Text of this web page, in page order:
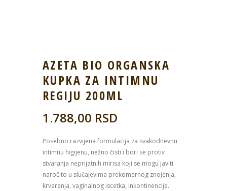
AZETA BIO ORGANSKA
KUPKA ZA INTIMNU
REGIJU 200ML
1.788,00 RSD
Posebno razvijena formulacija za svakodnevnu
intimnu higijenu, nežno čisti i bori se protiv
stvaranja neprijatnih mirisa koji se mogu javiti
naročito u slučajevima prekomernog znojenja,
krvarenja, vaginalnog iscetka, inkontinencije.